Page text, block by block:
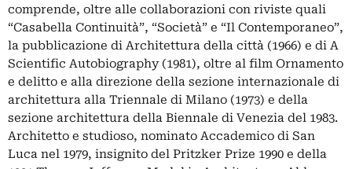
comprende, oltre alle collaborazioni con riviste quali
“Casabella Continuità”, “Società” e “Il Contemporaneo”,
la pubblicazione di Architettura della città (1966) e di A
Scientific Autobiography (1981), oltre al film Ornamento
e delitto e alla direzione della sezione internazionale di
architettura alla Triennale di Milano (1973) e della
sezione architettura della Biennale di Venezia del 1983.
Architetto e studioso, nominato Accademico di San
Luca nel 1979, insignito del Pritzker Prize 1990 e della